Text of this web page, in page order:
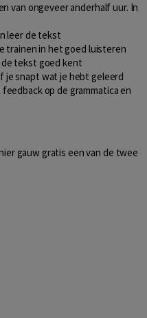
van ongeveer anderhalf uur. In
leer de tekst
trainen in het goed luisteren
tekst goed kent
je snapt wat je hebt geleerd
op de grammatica en
gauw gratis een van de twee